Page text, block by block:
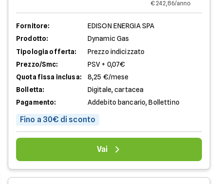
€ 242,86/anno
Fornitore:
EDISON ENERGIA SPA
Prodotto:
Dynamic Gas
Tipologia offerta:
Prezzo indicizzato
Prezzo/Smc:
PSV + 0,07€
Quota fissa inclusa:
8,25 €/mese
Bolletta:
Digitale, cartacea
Pagamento:
Addebito bancario, Bollettino
Fino a 30€ di sconto
Vai